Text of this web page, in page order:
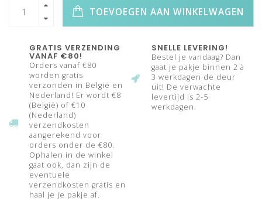
TOEVOEGEN AAN WINKELWAGEN
GRATIS VERZENDING
VANAF €80!
Orders vanaf €80
worden gratis
verzonden in België en
Nederland! Er wordt €8
(België) of €10
(Nederland)
verzendkosten
aangerekend voor
orders onder de €80.
Ophalen in de winkel
gaat ook, dan zijn de
eventuele
verzendkosten gratis en
haal je je pakje af.
SNELLE LEVERING!
Bestel je vandaag? Dan
gaat je pakje binnen 2 à
3 werkdagen de deur
uit! De verwachte
levertijd is 2-5
werkdagen.